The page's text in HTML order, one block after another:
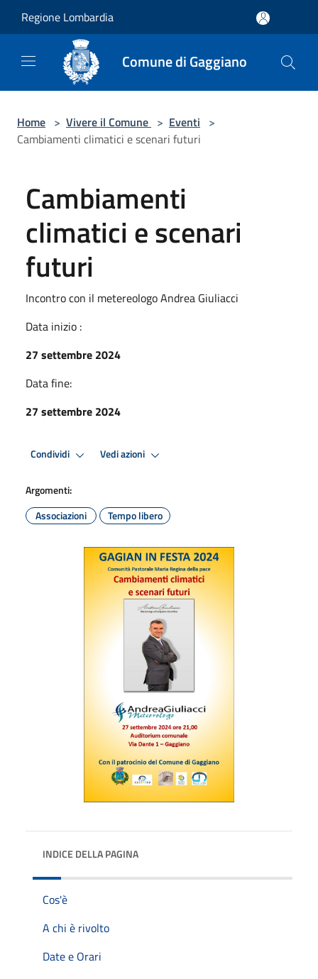
Regione Lombardia
Comune di Gaggiano
Home > Vivere il Comune > Eventi >
Cambiamenti climatici e scenari futuri
Cambiamenti
climatici e scenari
futuri
Incontro con il metereologo Andrea Giuliacci
Data inizio :
27 settembre 2024
Data fine:
27 settembre 2024
Condividi Vedi azioni
Argomenti:
Associazioni
Tempo libero
INDICE DELLA PAGINA
Cos'è
A chi è rivolto
Date e Orari